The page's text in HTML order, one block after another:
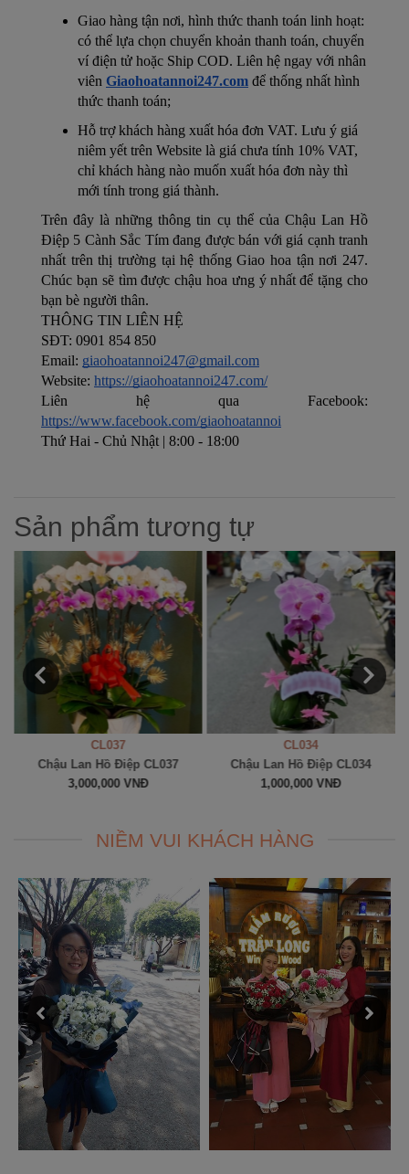
Giao hàng tận nơi, hình thức thanh toán linh hoạt:
có thể lựa chọn chuyển khoản thanh toán, chuyển
ví điện tử hoặc Ship COD. Liên hệ ngay với nhân
viên Giaohoatannoi247.com để thống nhất hình
thức thanh toán;
Hỗ trợ khách hàng xuất hóa đơn VAT. Lưu ý giá
niêm yết trên Website là giá chưa tính 10% VAT,
chỉ khách hàng nào muốn xuất hóa đơn này thì
mới tính trong giá thành.
Trên đây là những thông tin cụ thể của Chậu Lan Hồ
Điệp 5 Cành Sắc Tím đang được bán với giá cạnh tranh
nhất trên thị trường tại hệ thống Giao hoa tận nơi 247.
Chúc bạn sẽ tìm được chậu hoa ưng ý nhất để tặng cho
bạn bè người thân.
THÔNG TIN LIÊN HỆ
SĐT: 0901 854 850
Email: giaohoatannoi247@gmail.com
Website: https://giaohoatannoi247.com/
https://www.facebook.com/giaohoatannoi
Thứ Hai - Chủ Nhật | 8:00 - 18:00
Sản phẩm tương tự
CL037
Chậu Lan Hồ Điệp CL037
3,000,000 VNĐ
CL034
Chậu Lan Hồ Điệp CL034
1,000,000 VNĐ
NIỀM VUI KHÁCH HÀNG